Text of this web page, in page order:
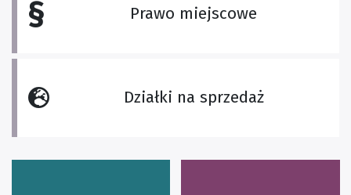
§ Prawo miejscowe
Działki na sprzedaż